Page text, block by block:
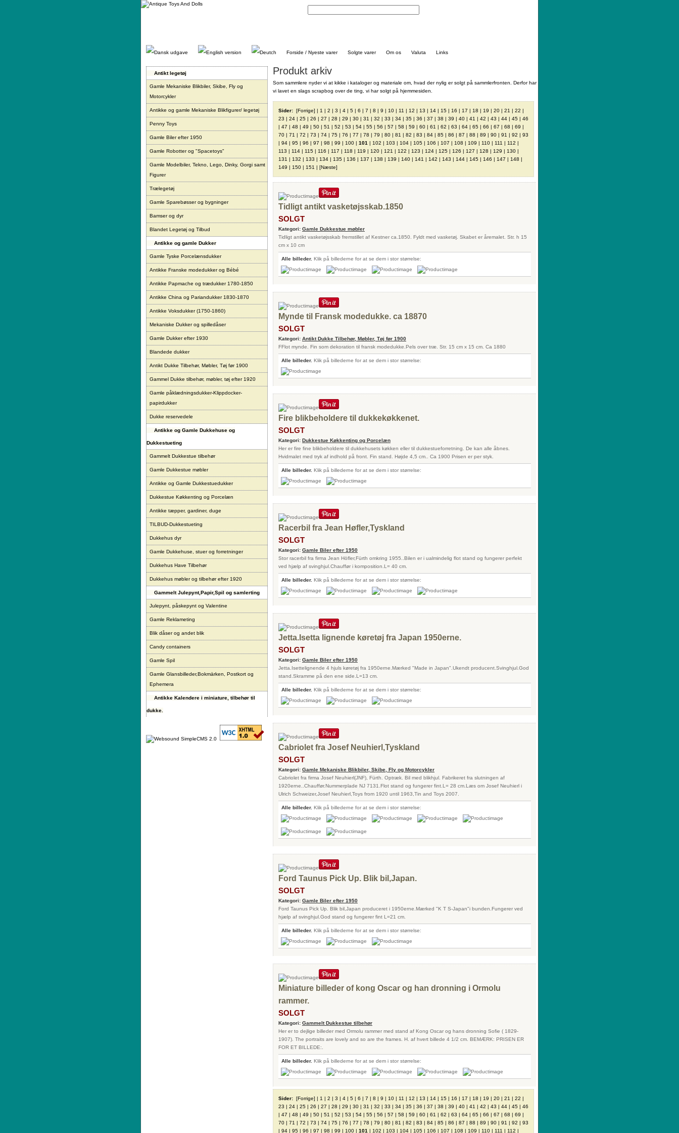
Gå
Forside / Nyeste varer Solgte varer Om os Valuta Links
Antikt legetøj
Gamle Mekaniske Blikbiler, Skibe, Fly og
Motorcykler
Antikke og gamle Mekaniske Blikfigurer/ legetøj
Penny Toys
Gamle Biler efter 1950
Gamle Robotter og "Spacetoys"
Gamle Modelbiler, Tekno, Lego, Dinky, Gorgi samt
Figurer
Trælegetøj
Gamle Sparebøsser og bygninger
Bamser og dyr
Blandet Legetøj og Tilbud
Antikke og gamle Dukker
Gamle Tyske Porcelænsdukker
Antikke Franske modedukker og Bébé
Antikke Papmache og trædukker 1780-1850
Antikke China og Pariandukker 1830-1870
Antikke Voksdukker (1750-1860)
Mekaniske Dukker og spilledåser
Gamle Dukker efter 1930
Blandede dukker
Antikt Dukke Tilbehør, Møbler, Tøj før 1900
Gammel Dukke tilbehør, møbler, tøj efter 1920
Gamle påklædningsdukker-Klippdocker-
papirdukker
Dukke reservedele
Antikke og Gamle Dukkehuse og
Dukkestueting
Gammelt Dukkestue tilbehør
Gamle Dukkestue møbler
Antikke og Gamle Dukkestuedukker
Dukkestue Køkkenting og Porcelæn
Antikke tæpper, gardiner, duge
TILBUD-Dukkestueting
Dukkehus dyr
Gamle Dukkehuse, stuer og forretninger
Dukkehus Have Tilbehør
Dukkehus møbler og tilbehør efter 1920
Gammelt Julepynt,Papir,Spil og samlerting
Julepynt, påskepynt og Valentine
Gamle Reklameting
Blik dåser og andet blik
Candy containers
Gamle Spil
Gamle Glansbilleder,Bokmärken, Postkort og
Ephemera
Antikke Kalendere i miniature, tilbehør til
dukke.
Produkt arkiv
Som sammlere nyder vi at kikke i kataloger og materiale om, hvad der nylig er solgt på sammlerfronten. Derfor har
vi lavet en slags scrapbog over de ting, vi har solgt på hjemmesiden.
Sider: [Forrige] | 1 | 2 | 3 | 4 | 5 | 6 | 7 | 8 | 9 | 10 | 11 | 12 | 13 | 14 | 15 | 16 | 17 | 18 | 19 | 20 | 21 | 22 |
23 | 24 | 25 | 26 | 27 | 28 | 29 | 30 | 31 | 32 | 33 | 34 | 35 | 36 | 37 | 38 | 39 | 40 | 41 | 42 | 43 | 44 | 45 | 46
| 47 | 48 | 49 | 50 | 51 | 52 | 53 | 54 | 55 | 56 | 57 | 58 | 59 | 60 | 61 | 62 | 63 | 64 | 65 | 66 | 67 | 68 | 69 |
70 | 71 | 72 | 73 | 74 | 75 | 76 | 77 | 78 | 79 | 80 | 81 | 82 | 83 | 84 | 85 | 86 | 87 | 88 | 89 | 90 | 91 | 92 | 93
| 94 | 95 | 96 | 97 | 98 | 99 | 100 | 101 | 102 | 103 | 104 | 105 | 106 | 107 | 108 | 109 | 110 | 111 | 112 |
113 | 114 | 115 | 116 | 117 | 118 | 119 | 120 | 121 | 122 | 123 | 124 | 125 | 126 | 127 | 128 | 129 | 130 |
131 | 132 | 133 | 134 | 135 | 136 | 137 | 138 | 139 | 140 | 141 | 142 | 143 | 144 | 145 | 146 | 147 | 148 |
149 | 150 | 151 | [Næste]
Tidligt antikt vasketøjsskab.1850
SOLGT
Kategori: Gamle Dukkestue møbler
Tidligt antikt vasketøjsskab fremstillet af Kestner ca.1850. Fyldt med vasketøj. Skabet er åremalet. Str. h 15
cm x 10 cm
Alle billeder. Klik på billederne for at se dem i stor størrelse:
Mynde til Fransk modedukke. ca 18870
SOLGT
Kategori: Antikt Dukke Tilbehør, Møbler, Tøj før 1900
FFlot mynde. Fin som dekoration til fransk modedukke.Pels over træ. Str. 15 cm x 15 cm. Ca 1880
Alle billeder. Klik på billederne for at se dem i stor størrelse:
Fire blikbeholdere til dukkekøkkenet.
SOLGT
Kategori: Dukkestue Køkkenting og Porcelæn
Her er fire fine blikbeholdere til dukkehusets køkken eller til dukkestueforretning. De kan alle åbnes.
Hvidmalet med tryk af indhold på front. Fin stand. Højde 4,5 cm.. Ca 1900 Prisen er per styk.
Alle billeder. Klik på billederne for at se dem i stor størrelse:
Racerbil fra Jean Høfler,Tyskland
SOLGT
Kategori: Gamle Biler efter 1950
Stor racerbil fra firma Jean Höfler,Fürth omkring 1955..Bilen er i ualmindelig flot stand og fungerer perfekt
ved hjælp af svinghjul.Chauffør i komposition.L= 40 cm.
Alle billeder. Klik på billederne for at se dem i stor størrelse:
Jetta.Isetta lignende køretøj fra Japan 1950erne.
SOLGT
Kategori: Gamle Biler efter 1950
Jetta.Isettelignende 4 hjuls køretøj fra 1950erne.Mærked "Made in Japan".Ukendt producent.Svinghjul.God
stand.Skramme på den ene side.L=13 cm.
Alle billeder. Klik på billederne for at se dem i stor størrelse:
Cabriolet fra Josef Neuhierl,Tyskland
SOLGT
Kategori: Gamle Mekaniske Blikbiler, Skibe, Fly og Motorcykler
Cabriolet fra firma Josef Neuhierl(JNF), Fürth. Optræk. Bil med blikhjul. Fabrikeret fra slutningen af
1920erne..Chauffør.Nummerplade NJ 7131.Flot stand og fungerer fint.L= 28 cm.Læs om Josef Neuhierl i
Ulrich Schweizer,Josef Neuhierl,Toys from 1920 until 1963,Tin and Toys 2007.
Alle billeder. Klik på billederne for at se dem i stor størrelse:
Ford Taunus Pick Up. Blik bil,Japan.
SOLGT
Kategori: Gamle Biler efter 1950
Ford Taunus Pick Up. Blik bil,Japan produceret i 1950erne.Mærked "K T S-Japan"i bunden.Fungerer ved
hjælp af svinghjul.God stand og fungerer fint L=21 cm.
Alle billeder. Klik på billederne for at se dem i stor størrelse:
Miniature billeder of kong Oscar og han dronning i Ormolu
rammer.
SOLGT
Kategori: Gammelt Dukkestue tilbehør
Her er to dejlige billeder med Ormolu rammer med stand af Kong Oscar og hans dronning Sofie ( 1829-
1907). The portraits are lovely and so are the frames. H. af hvert billede 4 1/2 cm. BEMÆRK: PRISEN ER
FOR ET BILLEDE:.
Alle billeder. Klik på billederne for at se dem i stor størrelse:
Sider: [Forrige] | 1 | 2 | 3 | 4 | 5 | 6 | 7 | 8 | 9 | 10 | 11 | 12 | 13 | 14 | 15 | 16 | 17 | 18 | 19 | 20 | 21 | 22 |
23 | 24 | 25 | 26 | 27 | 28 | 29 | 30 | 31 | 32 | 33 | 34 | 35 | 36 | 37 | 38 | 39 | 40 | 41 | 42 | 43 | 44 | 45 | 46
| 47 | 48 | 49 | 50 | 51 | 52 | 53 | 54 | 55 | 56 | 57 | 58 | 59 | 60 | 61 | 62 | 63 | 64 | 65 | 66 | 67 | 68 | 69 |
70 | 71 | 72 | 73 | 74 | 75 | 76 | 77 | 78 | 79 | 80 | 81 | 82 | 83 | 84 | 85 | 86 | 87 | 88 | 89 | 90 | 91 | 92 | 93
| 94 | 95 | 96 | 97 | 98 | 99 | 100 | 101 | 102 | 103 | 104 | 105 | 106 | 107 | 108 | 109 | 110 | 111 | 112 |